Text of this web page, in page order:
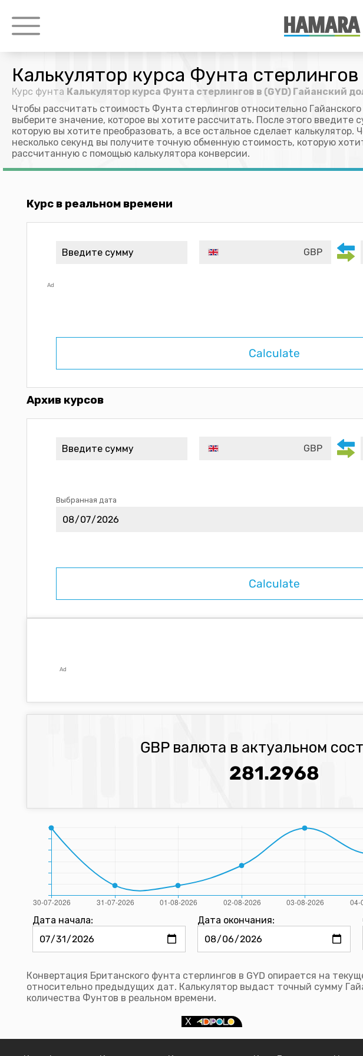
Калькулятор курса Фунта
Курс фунта Калькулятор курса Фунта стерлингов в (GYD) Гайанский
Чтобы рассчитать стоимость Фунта стерлингов относительно
выберите значение, которое вы хотите рассчитать. После этого введите
которую вы хотите преобразовать, а все остальное сделает калькулятор.
несколько секунд вы получите точную обменную стоимость, которую
рассчитанную с помощью калькулятора конверсии.
Курс в реальном времени
GBP
Ad
Calculate
Архив курсов
GBP
Выбранная дата
Ad
GBP валюта в актуальном
281.2968
Дата начала: Дата окончания:
Конвертация Британского фунта стерлингов в GYD опирается на
относительно предыдущих дат. Калькулятор выдаст точный сумму
количества Фунтов в реальном времени.